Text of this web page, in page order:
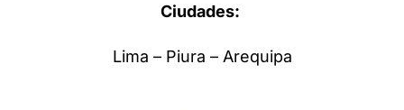
Ciudades:
Lima – Piura – Arequipa